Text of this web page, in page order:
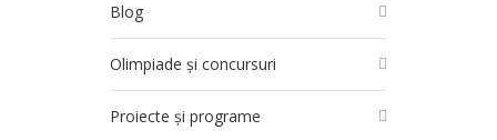
Blog
Olimpiade și concursuri
Proiecte și programe